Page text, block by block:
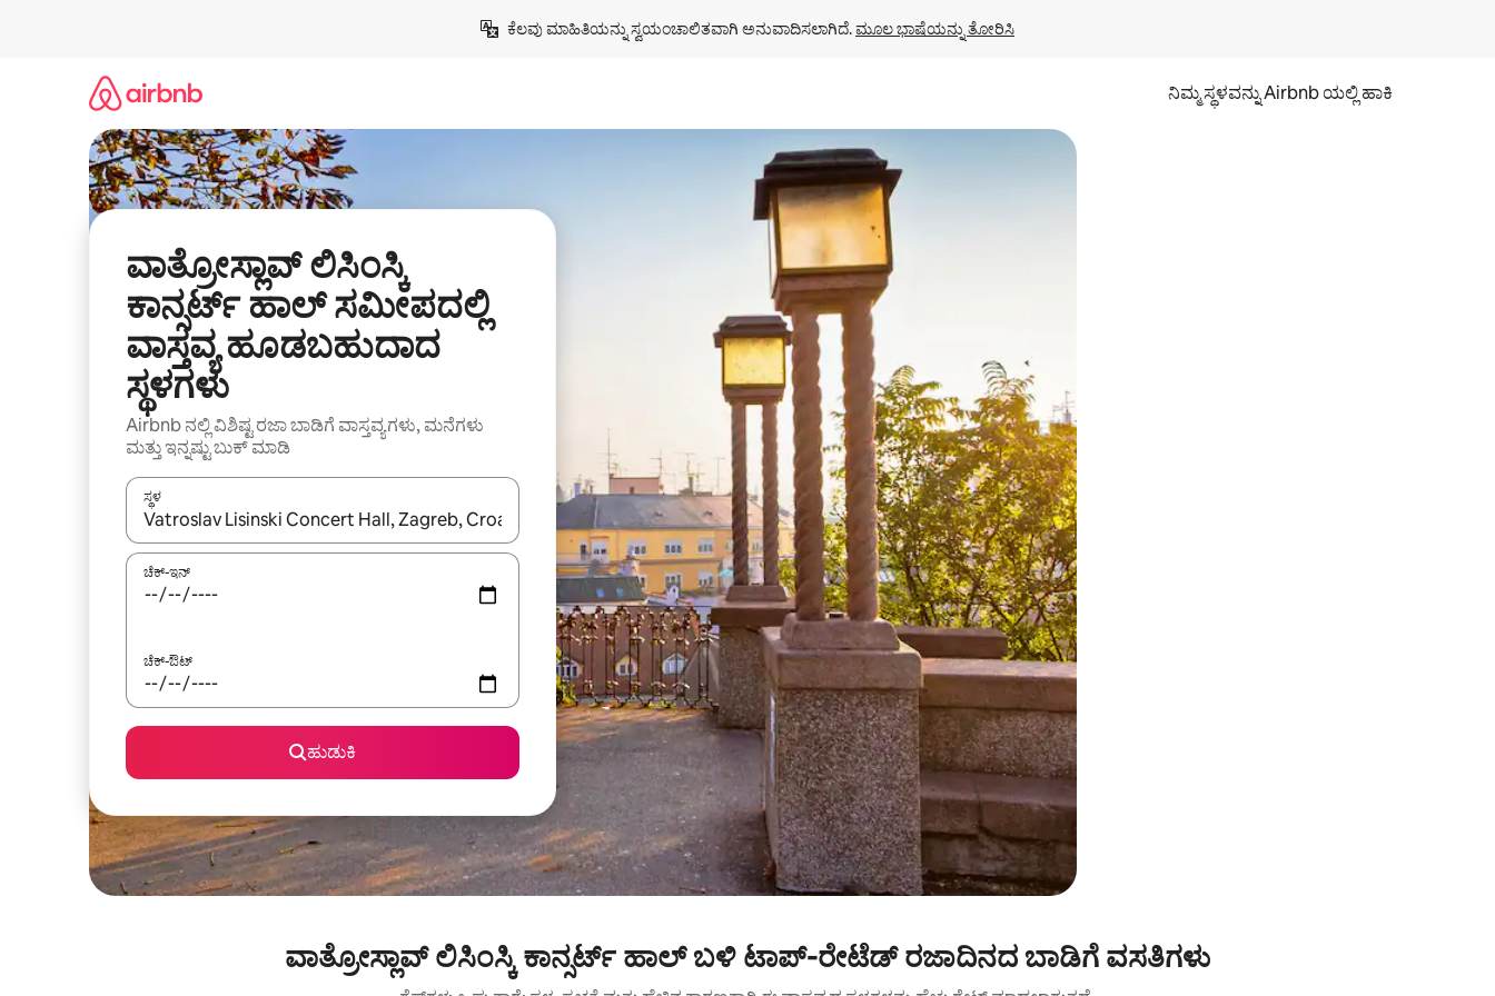
ಕೆಲವು ಮಾಹಿತಿಯನ್ನು ಸ್ವಯಂಚಾಲಿತವಾಗಿ ಅನುವಾದಿಸಲಾಗಿದೆ. ಮೂಲ ಭಾಷೆಯನ್ನು ತೋರಿಸಿ
ನಿಮ್ಮ ಸ್ಥಳವನ್ನು Airbnb ಯಲ್ಲಿ ಹಾಕಿ
ವಾತ್ರೋಸ್ಲಾವ್ ಲಿಸಿಂಸ್ಕಿ
ಕಾನ್ಸರ್ಟ್ ಹಾಲ್ ಸಮೀಪದಲ್ಲಿ
ವಾಸ್ತವ್ಯ ಹೂಡಬಹುದಾದ
ಸ್ಥಳಗಳು
Airbnb ನಲ್ಲಿ ವಿಶಿಷ್ಟ ರಜಾ ಬಾಡಿಗೆ ವಾಸ್ತವ್ಯಗಳು, ಮನೆಗಳು
ಮತ್ತು ಇನ್ನಷ್ಟು ಬುಕ್ ಮಾಡಿ
ಸ್ಥಳ
ಫಲಿತಾಂಶಗಳು ಲಭ್ಯವಿರುವಾಗ, ಅಪ್ ಮತ್ತು ಡೌನ್ ಬಾಣದ ಕೀಲಿಗಳೊಂದಿಗೆ ನ್ಯಾವಿಗೇಟ್ ಮಾಡಿ ಅಥವಾ ಸ್ಪರ್ಶ ಅಥವಾ ಸ್ವೈಪ್ ಗೆಸ್ಚರ್‌ಗಳ ಮೂಲಕ ಅನ್ವೇಷಿಸಿ.
ಚೆಕ್-ಇನ್
ಚೆಕ್-ಔಟ್
ಹುಡುಕಿ
ವಾತ್ರೋಸ್ಲಾವ್ ಲಿಸಿಂಸ್ಕಿ ಕಾನ್ಸರ್ಟ್ ಹಾಲ್ ಬಳಿ ಟಾಪ್-ರೇಟೆಡ್ ರಜಾದಿನದ ಬಾಡಿಗೆ ವಸತಿಗಳು